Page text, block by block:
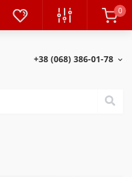
0
+38 (068) 386-01-78